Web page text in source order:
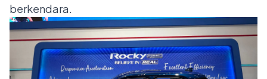
berkendara.